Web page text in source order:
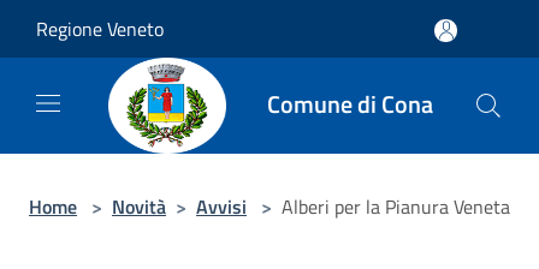
Regione Veneto
Comune di Cona
Home > Novità > Avvisi > Alberi per la Pianura Veneta